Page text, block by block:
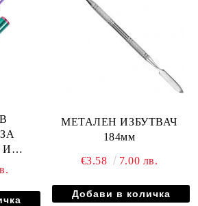
И
МЕТАЛЕН ИЗБУТВАЧ
184мм
€3.58 7.00 лв.